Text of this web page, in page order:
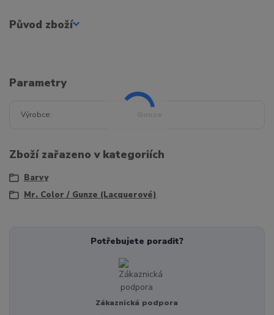
Původ zboží
Parametry
Výrobce
Zboží zařazeno v kategoriích
Barvy
Mr. Color / Gunze (Lacquerové)
Potřebujete poradit?
Zákaznická podpora